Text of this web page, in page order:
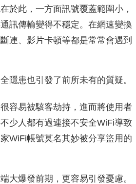
於此，一方面訊號覆蓋範圍小，
訊傳輸變得不穩定。在網速變換
連、影片卡頓等都是常常會遇到
隱患也引發了前所未有的質疑。
容易被駭客劫持，進而將使用者
少人都有過連接不安全WiFi導致
WiFi帳號莫名其妙被分享盜用的
大爆發前期，更容易引發憂慮。